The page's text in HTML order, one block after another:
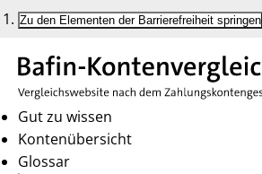
Zu den Elementen der Barrierefreiheit springen
Gut zu wissen
Kontenübersicht
Glossar